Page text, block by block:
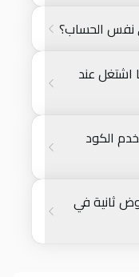
نفس الحساب؟
عند
الكود
ثانية في